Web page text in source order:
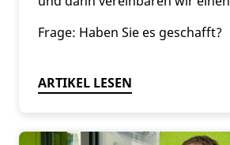
Frage: Haben Sie es geschafft?
ARTIKEL LESEN